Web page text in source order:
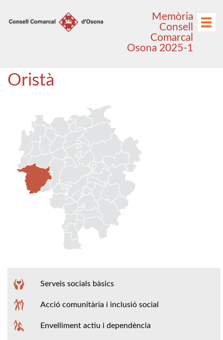
Menú
Memòria
Consell
Comarcal
Osona 2025-1
Oristà
Serveis socials bàsics
Acció comunitària i inclusió social
Envelliment actiu i dependència